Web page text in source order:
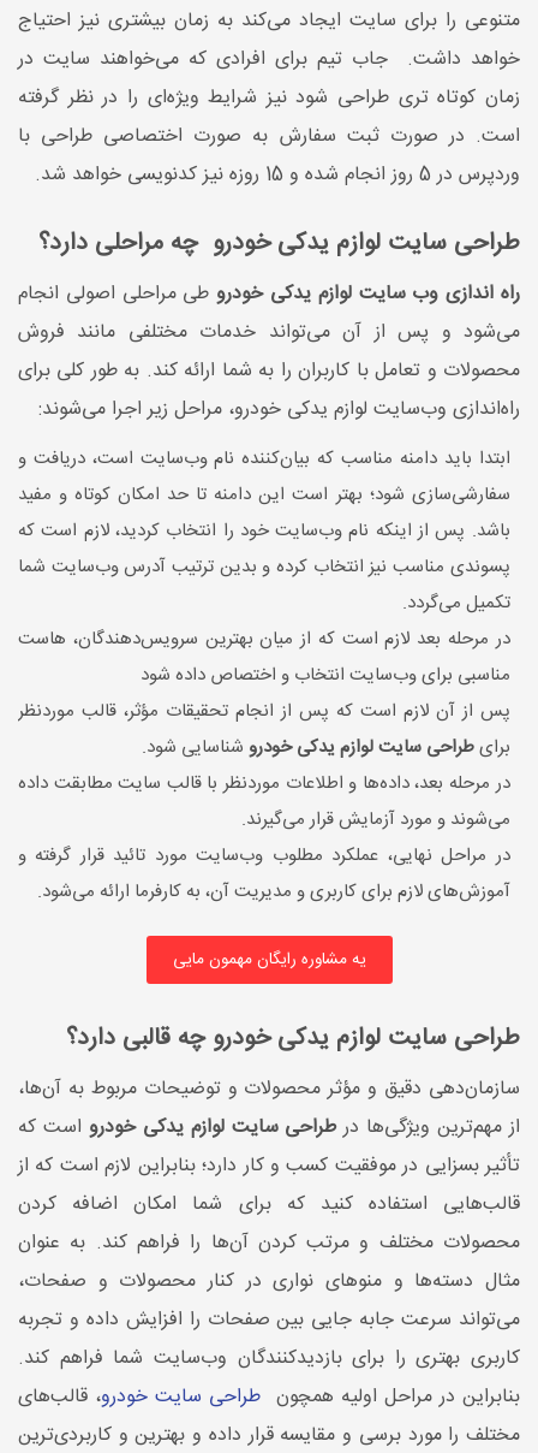
متنوعی را برای سایت ایجاد می‌کند به زمان بیشتری نیز احتیاج
خواهد داشت. جاب تیم برای افرادی که می‌خواهند سایت در
زمان کوتاه تری طراحی شود نیز شرایط ویژه‌ای را در نظر گرفته
است. در صورت ثبت سفارش به صورت اختصاصی طراحی با
وردپرس در 5 روز انجام شده و 15 روزه نیز کدنویسی خواهد شد.
طراحی سایت لوازم یدکی خودرو چه مراحلی دارد؟
راه اندازی وب سایت لوازم یدکی خودرو طی مراحلی اصولی انجام
می‌شود و پس از آن می‌تواند خدمات مختلفی مانند فروش
محصولات و تعامل با کاربران را به شما ارائه کند. به طور کلی برای
راه‌اندازی وب‌سایت لوازم یدکی خودرو، مراحل زیر اجرا می‌شوند:
ابتدا باید دامنه مناسب که بیان‌کننده نام وب‌سایت است، دریافت و
سفارشی‌سازی شود؛ بهتر است این دامنه تا حد امکان کوتاه و مفید
باشد. پس از اینکه نام وب‌سایت خود را انتخاب کردید، لازم است که
پسوندی مناسب نیز انتخاب کرده و بدین ترتیب آدرس وب‌سایت شما
تکمیل می‌گردد.
در مرحله بعد لازم است که از میان بهترین سرویس‌دهندگان، هاست
مناسبی برای وب‌سایت انتخاب و اختصاص داده شود
پس از آن لازم است که پس از انجام تحقیقات مؤثر، قالب موردنظر
برایطراحی سایت لوازم یدکی خودرو شناسایی شود.
در مرحله بعد، داده‌ها و اطلاعات موردنظر با قالب سایت مطابقت داده
می‌شوند و مورد آزمایش قرار می‌گیرند.
در مراحل نهایی، عملکرد مطلوب وب‌سایت مورد تائید قرار گرفته و
آموزش‌های لازم برای کاربری و مدیریت آن، به کارفرما ارائه می‌شود.
یه مشاوره رایگان مهمون مایی
طراحی سایت لوازم یدکی خودرو چه قالبی دارد؟
سازمان‌دهی دقیق و مؤثر محصولات و توضیحات مربوط به آن‌ها،
از مهم‌ترین ویژگی‌ها درطراحی سایت لوازم یدکی خودرو است که
تأثیر بسزایی در موفقیت کسب و کار دارد؛ بنابراین لازم است که از
قالب‌هایی استفاده کنید که برای شما امکان اضافه کردن
محصولات مختلف و مرتب کردن آن‌ها را فراهم کند. به عنوان
مثال دسته‌ها و منوهای نواری در کنار محصولات و صفحات،
می‌تواند سرعت جابه جایی بین صفحات را افزایش داده و تجربه
کاربری بهتری را برای بازدیدکنندگان وب‌سایت شما فراهم کند.
بنابراین در مراحل اولیه همچون طراحی سایت خودرو، قالب‌های
مختلف را مورد برسی و مقایسه قرار داده و بهترین و کاربردی‌ترین